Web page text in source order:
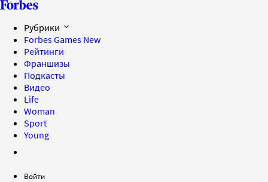
Рубрики
Forbes Games New
Рейтинги
Франшизы
Подкасты
Видео
Life
Woman
Sport
Young
Войти